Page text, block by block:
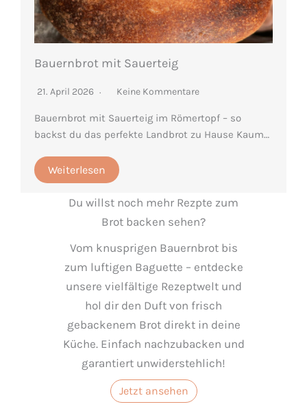
Bauernbrot mit Sauerteig
21. April 2026 Keine Kommentare
Bauernbrot mit Sauerteig im Römertopf – so
backst du das perfekte Landbrot zu Hause Kaum…
Weiterlesen
Du willst noch mehr Rezpte zum
Brot backen sehen?
Vom knusprigen Bauernbrot bis
zum luftigen Baguette – entdecke
unsere vielfältige Rezeptwelt und
hol dir den Duft von frisch
gebackenem Brot direkt in deine
Küche. Einfach nachzubacken und
garantiert unwiderstehlich!
Jetzt ansehen